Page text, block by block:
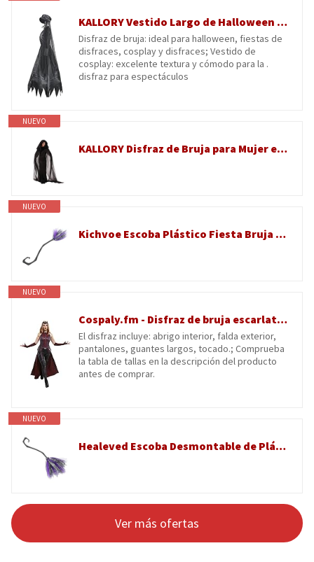
KALLORY Vestido Largo de Halloween Negro de Poliéster para Cosplay y Mascarada, Diseño Fácil de Limpiar, Disfraz de Bruja Elegante para Mujer
Disfraz de bruja: ideal para halloween, fiestas de
disfraces, cosplay y disfraces; Vestido de
cosplay: excelente textura y cómodo para la .
disfraz para espectáculos
NUEVO
KALLORY Disfraz de Bruja para Mujer en Algodón Negro, Vestido Cómodo y Llamativo para Halloween y Fiestas de Cosplay, Talla Xxl
NUEVO
Kichvoe Escoba Plástico Fiesta Bruja de Halloween en Desmontable Diseño Delicado Malla Púrpura y Adecuado para Cosplay y Accesorios Decorativos
NUEVO
Cospaly.fm - Disfraz de bruja escarlata sin mangas para mujer con falda exterior y guantes largos (S)
El disfraz incluye: abrigo interior, falda exterior,
pantalones, guantes largos, tocado.; Comprueba
la tabla de tallas en la descripción del producto
antes de comprar.
NUEVO
Healeved Escoba Desmontable de Plástico y Malla Púrpura para Disfraz de Halloween, Diseño Delicado y Cómoda para Niña en Fiesta de Cosplay
Ver más ofertas